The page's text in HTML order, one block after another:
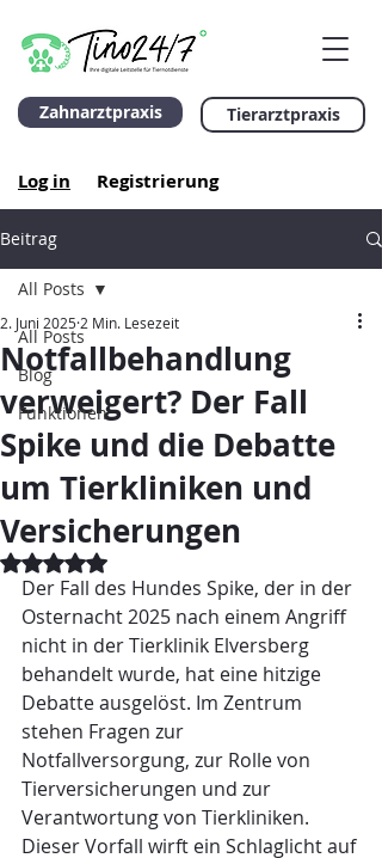
Zahnarztpraxis Tierarztpraxis
Log in Registrierung
Beitrag
All Posts
Blog
Funktionen
All Posts
Notfallbehandlung
verweigert? Der Fall
Spike und die Debatte
um Tierkliniken und
Versicherungen
2. Juni 2025 2 Min. Lesezeit
Mit NaN von 5 Sternen bewertet.
Der Fall des Hundes Spike, der in der
Osternacht 2025 nach einem Angriff
nicht in der Tierklinik Elversberg
behandelt wurde, hat eine hitzige
Debatte ausgelöst. Im Zentrum
stehen Fragen zur
Notfallversorgung, zur Rolle von
Tierversicherungen und zur
Verantwortung von Tierkliniken.
Dieser Vorfall wirft ein Schlaglicht auf